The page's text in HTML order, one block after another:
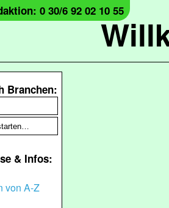
0 30/6 92 02 10 55
Branchen:
& Infos:
von A-Z